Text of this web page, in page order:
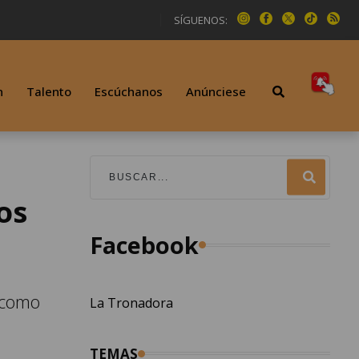
SÍGUENOS:
Talento Escúchanos Anúnciese
Facebook
La Tronadora
TEMAS